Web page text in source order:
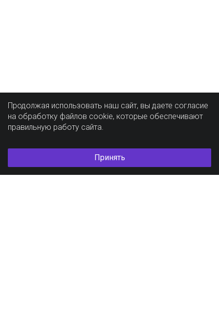
Продолжая использовать наш сайт, вы даете согласие
на обработку файлов cookie, которые обеспечивают
правильную работу сайта.
Принять